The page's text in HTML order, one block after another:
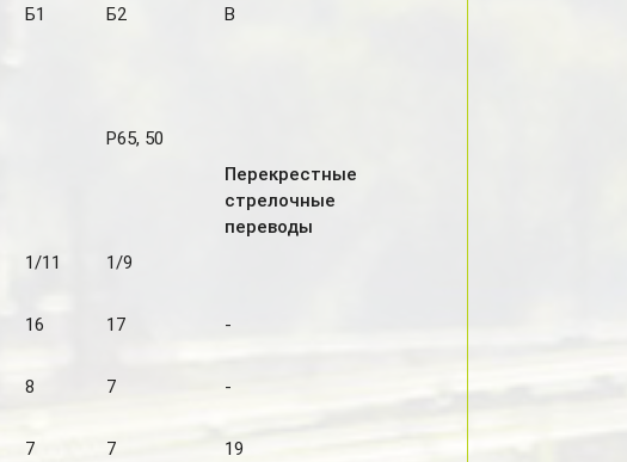
Б1 Б2 В
Р65, 50
Перекрестные
стрелочные
переводы
1/11 1/9
16 17 -
8 7 -
7 7 19